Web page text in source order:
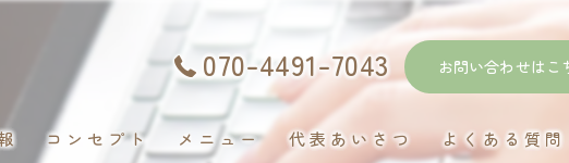
070-4491-7043 お問い合わせはこ
コンセプト メニュー 代表あいさつ よくある質問